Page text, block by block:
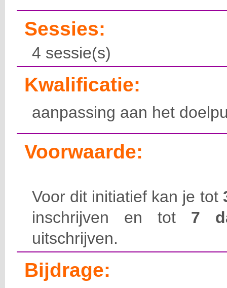
Sessies:
4 sessie(s)
Kwalificatie:
aanpassing aan het
Voorwaarde:
Voor dit initiatief kan je tot
inschrijven en tot 7
uitschrijven.
Bijdrage: